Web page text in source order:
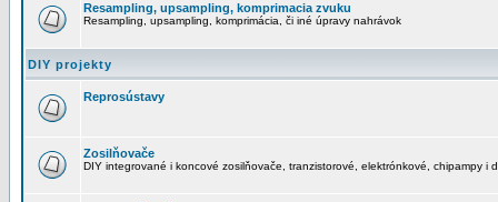
Resampling, upsampling, komprimacia zvuku
Resampling, upsampling, komprimácia, či iné úpravy nahrávok
DIY projekty
Reprosústavy
Zosilňovače
DIY integrované i koncové zosilňovače, tranzistorové, elektrónkové, chipampy i